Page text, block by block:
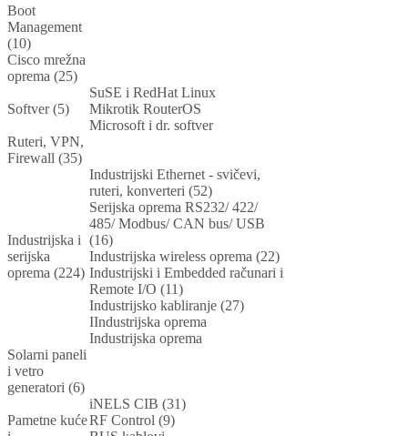
Boot
Management
(10)
Cisco mrežna
oprema (25)
Softver (5)
SuSE i RedHat Linux
Mikrotik RouterOS
Microsoft i dr. softver
Ruteri, VPN,
Firewall (35)
Industrijska i
serijska
oprema (224)
Industrijski Ethernet - svičevi,
ruteri, konverteri (52)
Serijska oprema RS232/ 422/
485/ Modbus/ CAN bus/ USB
(16)
Industrijska wireless oprema (22)
Industrijski i Embedded računari i
Remote I/O (11)
Industrijsko kabliranje (27)
IIndustrijska oprema
Industrijska oprema
Solarni paneli
i vetro
generatori (6)
Pametne kuće
iNELS CIB (31)
RF Control (9)